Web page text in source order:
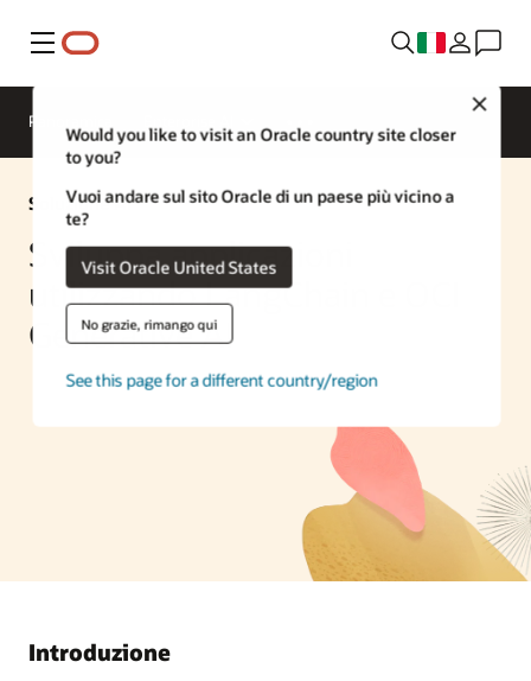
Menu
Would you like to visit an Oracle country site closer
to you?
Vuoi andare sul sito Oracle di un paese più vicino a
te?
Visit Oracle United States
No grazie, rimango qui
See this page for a different country/region
Panoramica
Soluzione AI
Sviluppa applicazioni
utilizzando LangChain e OCI
Generative AI
Introduzione